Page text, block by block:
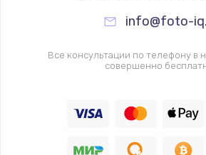
info@foto-
Все консультации по телефону в
совершенно